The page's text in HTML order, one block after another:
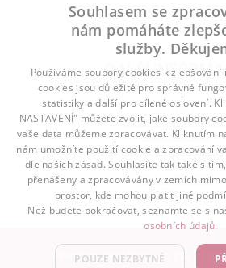
DALŠÍ
Kontakt
Naše odborné divize
Naše pobočky
Zásady zpracování
Všeobecné
Kodex chování
Blog
Advantage Consulting, s.r.o. 2021 |
Souhlasem se
nám pomáháte
služby.
Používáme soubory cookies k
cookies jsou důležité pro správné
statistiky a další pro cílené oslovení.
NASTAVENÍ" můžete zvolit, jaké soubory
vaše data můžeme zpracovávat. Kliknutím
nám umožníte použití cookie a zpracování
dle našich zásad. Souhlasíte tak také s
přenášeny a zpracovávány v zemích
prostor, kde mohou platit jiné
Než budete pokračovat, seznamte se s
osobních údajů.
POUZE NEZBYTNÉ